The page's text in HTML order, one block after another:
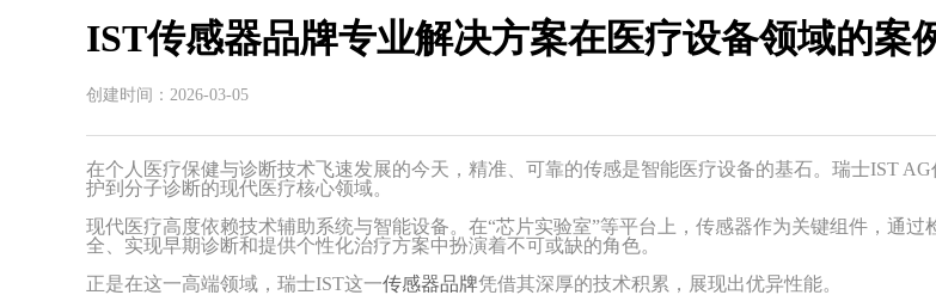
IST传感器品牌专业解决方案在医疗设备领域的案
创建时间：2026-03-05
在个人医疗保健与诊断技术飞速发展的今天，精准、可靠的传感是智能医疗设备的基石。瑞士IST
护到分子诊断的现代医疗核心领域。
现代医疗高度依赖技术辅助系统与智能设备。在“芯片实验室”等平台上，传感器作为关键组件，通
全、实现早期诊断和提供个性化治疗方案中扮演着不可或缺的角色。
正是在这一高端领域，瑞士IST这一传感器品牌凭借其深厚的技术积累，展现出优异性能。